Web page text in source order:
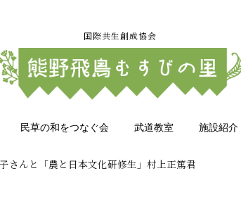
国際共生創成協会
民草の和をつなぐ会 武道教室 施設紹介
さんと「農と日本文化研修生」村上正篤君